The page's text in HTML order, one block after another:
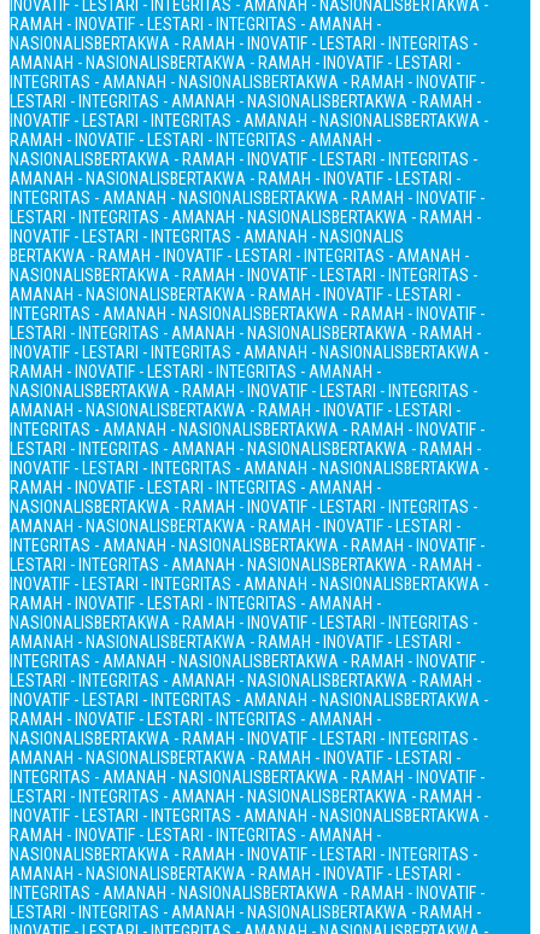
INOVATIF - LESTARI - INTEGRITAS - AMANAH - NASIONALISBERTAKWA -
RAMAH - INOVATIF - LESTARI - INTEGRITAS - AMANAH -
NASIONALISBERTAKWA - RAMAH - INOVATIF - LESTARI - INTEGRITAS -
AMANAH - NASIONALISBERTAKWA - RAMAH - INOVATIF - LESTARI -
INTEGRITAS - AMANAH - NASIONALISBERTAKWA - RAMAH - INOVATIF -
LESTARI - INTEGRITAS - AMANAH - NASIONALISBERTAKWA - RAMAH -
INOVATIF - LESTARI - INTEGRITAS - AMANAH - NASIONALISBERTAKWA -
RAMAH - INOVATIF - LESTARI - INTEGRITAS - AMANAH -
NASIONALISBERTAKWA - RAMAH - INOVATIF - LESTARI - INTEGRITAS -
AMANAH - NASIONALISBERTAKWA - RAMAH - INOVATIF - LESTARI -
INTEGRITAS - AMANAH - NASIONALISBERTAKWA - RAMAH - INOVATIF -
LESTARI - INTEGRITAS - AMANAH - NASIONALISBERTAKWA - RAMAH -
INOVATIF - LESTARI - INTEGRITAS - AMANAH - NASIONALIS
BERTAKWA - RAMAH - INOVATIF - LESTARI - INTEGRITAS - AMANAH -
NASIONALISBERTAKWA - RAMAH - INOVATIF - LESTARI - INTEGRITAS -
AMANAH - NASIONALISBERTAKWA - RAMAH - INOVATIF - LESTARI -
INTEGRITAS - AMANAH - NASIONALISBERTAKWA - RAMAH - INOVATIF -
LESTARI - INTEGRITAS - AMANAH - NASIONALISBERTAKWA - RAMAH -
INOVATIF - LESTARI - INTEGRITAS - AMANAH - NASIONALISBERTAKWA -
RAMAH - INOVATIF - LESTARI - INTEGRITAS - AMANAH -
NASIONALISBERTAKWA - RAMAH - INOVATIF - LESTARI - INTEGRITAS -
AMANAH - NASIONALISBERTAKWA - RAMAH - INOVATIF - LESTARI -
INTEGRITAS - AMANAH - NASIONALISBERTAKWA - RAMAH - INOVATIF -
LESTARI - INTEGRITAS - AMANAH - NASIONALISBERTAKWA - RAMAH -
INOVATIF - LESTARI - INTEGRITAS - AMANAH - NASIONALISBERTAKWA -
RAMAH - INOVATIF - LESTARI - INTEGRITAS - AMANAH -
NASIONALISBERTAKWA - RAMAH - INOVATIF - LESTARI - INTEGRITAS -
AMANAH - NASIONALISBERTAKWA - RAMAH - INOVATIF - LESTARI -
INTEGRITAS - AMANAH - NASIONALISBERTAKWA - RAMAH - INOVATIF -
LESTARI - INTEGRITAS - AMANAH - NASIONALISBERTAKWA - RAMAH -
INOVATIF - LESTARI - INTEGRITAS - AMANAH - NASIONALISBERTAKWA -
RAMAH - INOVATIF - LESTARI - INTEGRITAS - AMANAH -
NASIONALISBERTAKWA - RAMAH - INOVATIF - LESTARI - INTEGRITAS -
AMANAH - NASIONALISBERTAKWA - RAMAH - INOVATIF - LESTARI -
INTEGRITAS - AMANAH - NASIONALISBERTAKWA - RAMAH - INOVATIF -
LESTARI - INTEGRITAS - AMANAH - NASIONALISBERTAKWA - RAMAH -
INOVATIF - LESTARI - INTEGRITAS - AMANAH - NASIONALISBERTAKWA -
RAMAH - INOVATIF - LESTARI - INTEGRITAS - AMANAH -
NASIONALISBERTAKWA - RAMAH - INOVATIF - LESTARI - INTEGRITAS -
AMANAH - NASIONALISBERTAKWA - RAMAH - INOVATIF - LESTARI -
INTEGRITAS - AMANAH - NASIONALISBERTAKWA - RAMAH - INOVATIF -
LESTARI - INTEGRITAS - AMANAH - NASIONALISBERTAKWA - RAMAH -
INOVATIF - LESTARI - INTEGRITAS - AMANAH - NASIONALISBERTAKWA -
RAMAH - INOVATIF - LESTARI - INTEGRITAS - AMANAH -
NASIONALISBERTAKWA - RAMAH - INOVATIF - LESTARI - INTEGRITAS -
AMANAH - NASIONALISBERTAKWA - RAMAH - INOVATIF - LESTARI -
INTEGRITAS - AMANAH - NASIONALISBERTAKWA - RAMAH - INOVATIF -
LESTARI - INTEGRITAS - AMANAH - NASIONALISBERTAKWA - RAMAH -